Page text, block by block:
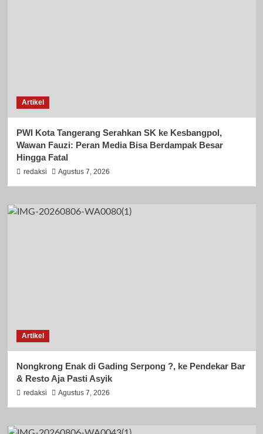
Artikel
PWI Kota Tangerang Serahkan SK ke Kesbangpol,
Wawan Fauzi: Peran Media Bisa Berdampak Besar
Hingga Fatal
redaksi Agustus 7, 2026
Artikel
Nongkrong Enak di Gading Serpong ?, ke Pendekar Bar
& Resto Aja Pasti Asyik
redaksi Agustus 7, 2026